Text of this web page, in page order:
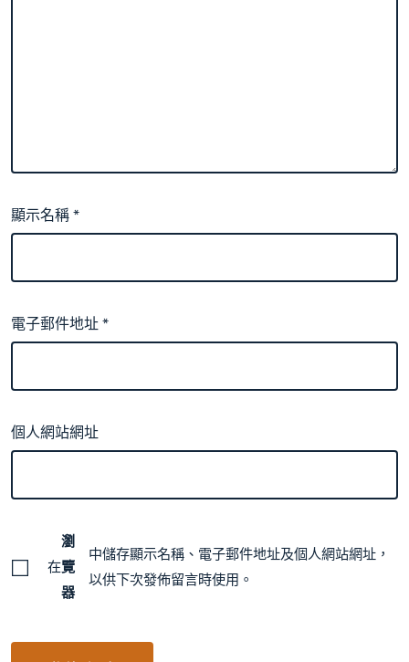
顯示名稱*
電子郵件地址*
個人網站網址
在
瀏
覽
器
中儲存顯示名稱、電子郵件地址及個人網站網址，
以供下次發佈留言時使用。